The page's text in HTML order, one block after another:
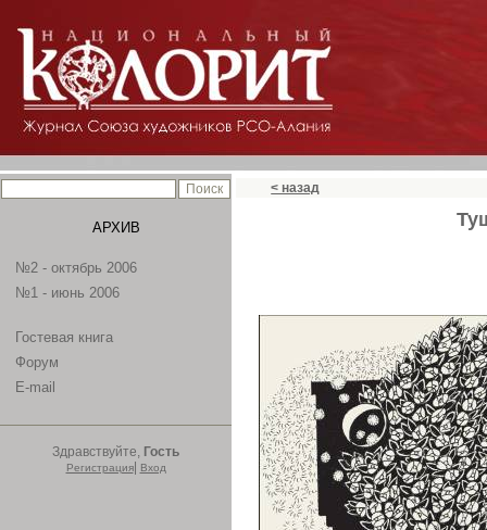
АРХИВ
№2 - октябрь 2006
№1 - июнь 2006
Гостевая книга
Форум
E-mail
Здравствуйте, Гость
Регистрация| Вход
< назад